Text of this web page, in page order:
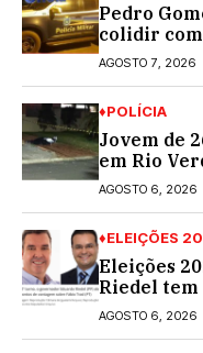
Pedro
colidir
Araújo; ele
AGOSTO 7, 2026
♦POLÍCIA
Jovem de
em Rio
procurado
AGOSTO 6, 2026
♦ELEIÇÕES
Eleições
Riedel tem
turno para
AGOSTO 6, 2026